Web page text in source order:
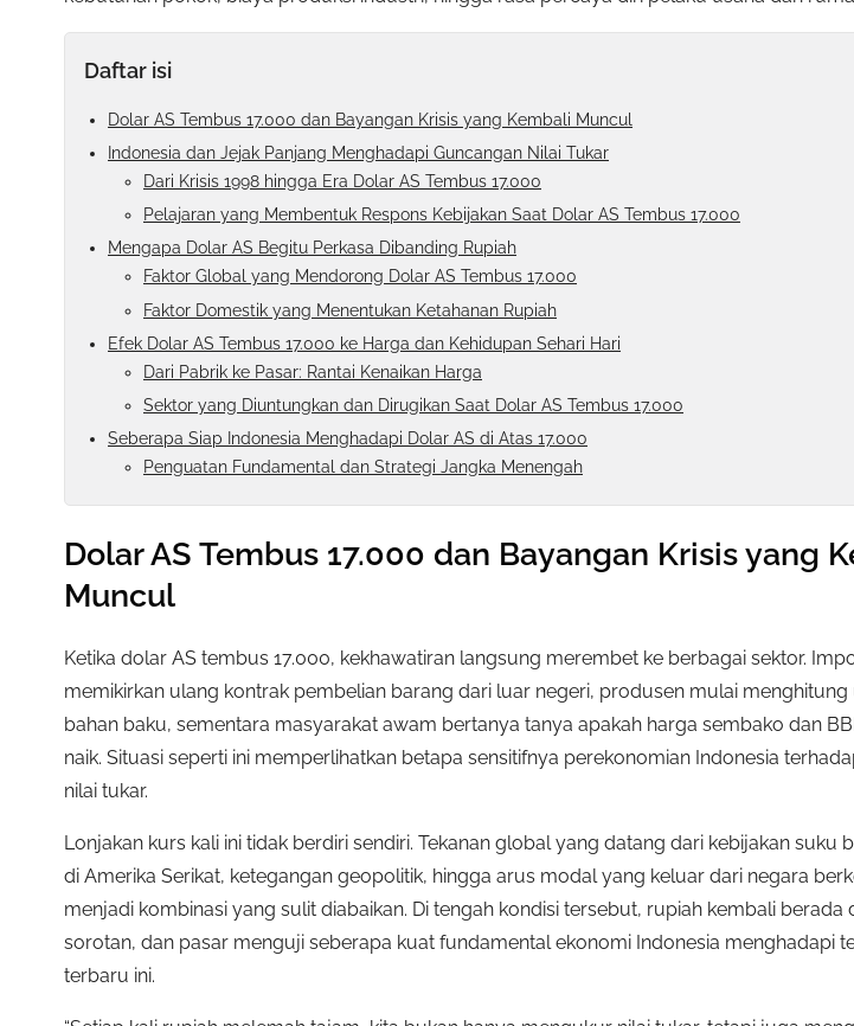
Daftar isi
Dolar AS Tembus 17.000 dan Bayangan Krisis yang Kembali Muncul
Indonesia dan Jejak Panjang Menghadapi Guncangan Nilai Tukar
Dari Krisis 1998 hingga Era Dolar AS Tembus 17.000
Pelajaran yang Membentuk Respons Kebijakan Saat Dolar AS Tembus 17.000
Mengapa Dolar AS Begitu Perkasa Dibanding Rupiah
Faktor Global yang Mendorong Dolar AS Tembus 17.000
Faktor Domestik yang Menentukan Ketahanan Rupiah
Efek Dolar AS Tembus 17.000 ke Harga dan Kehidupan Sehari Hari
Dari Pabrik ke Pasar: Rantai Kenaikan Harga
Sektor yang Diuntungkan dan Dirugikan Saat Dolar AS Tembus 17.000
Seberapa Siap Indonesia Menghadapi Dolar AS di Atas 17.000
Penguatan Fundamental dan Strategi Jangka Menengah
Dolar AS Tembus 17.000 dan Bayangan Krisis yang
Muncul
Ketika dolar AS tembus 17.000, kekhawatiran langsung merembet ke berbagai sektor.
memikirkan ulang kontrak pembelian barang dari luar negeri, produsen mulai menghitung
bahan baku, sementara masyarakat awam bertanya tanya apakah harga sembako dan
naik. Situasi seperti ini memperlihatkan betapa sensitifnya perekonomian Indonesia
nilai tukar.
Lonjakan kurs kali ini tidak berdiri sendiri. Tekanan global yang datang dari kebijakan suku
di Amerika Serikat, ketegangan geopolitik, hingga arus modal yang keluar dari negara
menjadi kombinasi yang sulit diabaikan. Di tengah kondisi tersebut, rupiah kembali berada
sorotan, dan pasar menguji seberapa kuat fundamental ekonomi Indonesia menghadapi
terbaru ini.